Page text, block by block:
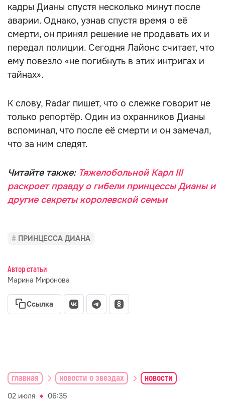
кадры Дианы спустя несколько минут после
аварии. Однако, узнав спустя время о её
смерти, он принял решение не продавать их и
передал полиции. Сегодня Лайонс считает, что
ему повезло «не погибнуть в этих интригах и
тайнах».
К слову, Radar пишет, что о слежке говорит не
только репортёр. Один из охранников Дианы
вспоминал, что после её смерти и он замечал,
что за ним следят.
Читайте также: Тяжелобольной Карл III
раскроет правду о гибели принцессы Дианы и
другие секреты королевской семьи
ПРИНЦЕССА ДИАНА
Автор статьи
Марина Миронова
Ссылка
главная новости о звездах новости
02 июля 06:35